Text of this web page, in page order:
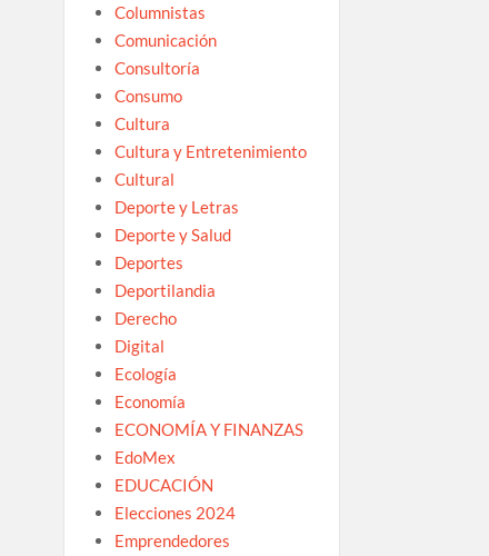
Columnistas
Comunicación
Consultoría
Consumo
Cultura
Cultura y Entretenimiento
Cultural
Deporte y Letras
Deporte y Salud
Deportes
Deportilandia
Derecho
Digital
Ecología
Economía
ECONOMÍA Y FINANZAS
EdoMex
EDUCACIÓN
Elecciones 2024
Emprendedores